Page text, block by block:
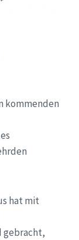
kommenden
hat mit
gebracht,